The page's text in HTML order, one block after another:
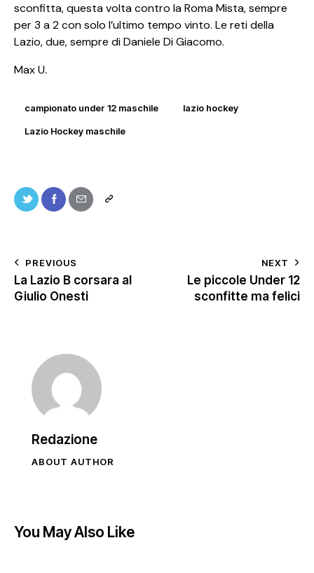
sconfitta, questa volta contro la Roma Mista, sempre
per 3 a 2 con solo l’ultimo tempo vinto. Le reti della
Lazio, due, sempre di Daniele Di Giacomo.
Max U.
campionato under 12 maschile lazio hockey
Lazio Hockey maschile
PREVIOUS
La Lazio B corsara al
Giulio Onesti
NEXT
Le piccole Under 12
sconfitte ma felici
Redazione
ABOUT AUTHOR
You May Also Like